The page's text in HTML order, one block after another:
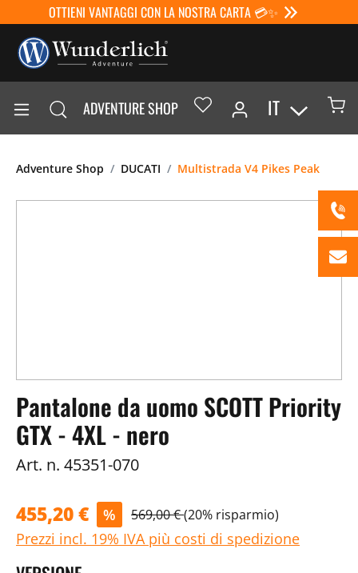
OTTIENI VANTAGGI CON LA NOSTRA CARTA 💳✨
ADVENTURE SHOP IT
Adventure Shop DUCATI Multistrada V4 Pikes Peak
Pantalone da uomo SCOTT Priority
GTX - 4XL - nero
Art. n. 45351-070
455,20 € % 569,00 €(20% risparmio)
Prezzi incl. 19% IVA più costi di spedizione